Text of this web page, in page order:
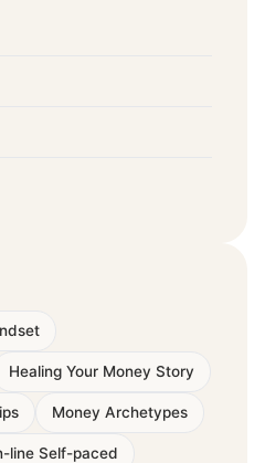
Healing Your Money Story
Money Archetypes
line Self-paced